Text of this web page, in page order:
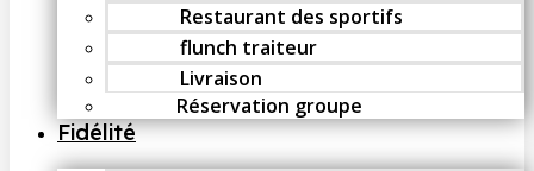
Restaurant des sportifs
flunch traiteur
Livraison
Réservation groupe
Fidélité